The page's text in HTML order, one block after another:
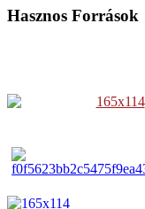
Hasznos Források